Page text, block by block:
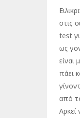
στις
test
ως
είναι
πάει
από